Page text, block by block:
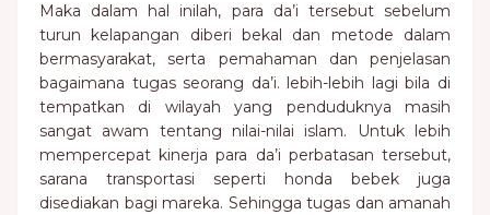
Maka dalam hal inilah, para da’i tersebut sebelum
turun kelapangan diberi bekal dan metode dalam
bermasyarakat, serta pemahaman dan penjelasan
bagaimana tugas seorang da’i. lebih-lebih lagi bila di
tempatkan di wilayah yang penduduknya masih
sangat awam tentang nilai-nilai islam. Untuk lebih
mempercepat kinerja para da’i perbatasan tersebut,
sarana transportasi seperti honda bebek juga
disediakan bagi mareka. Sehingga tugas dan amanah